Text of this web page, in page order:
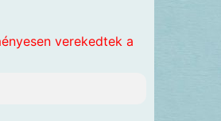
verekedtek a